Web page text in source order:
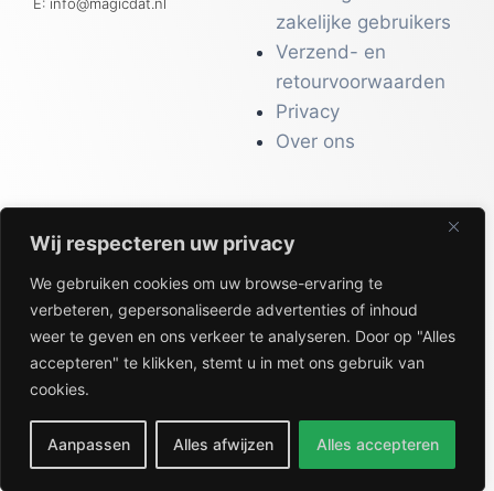
Wij respecteren uw privacy
We gebruiken cookies om uw browse-ervaring te
verbeteren, gepersonaliseerde advertenties of inhoud
weer te geven en ons verkeer te analyseren. Door op "Alles
accepteren" te klikken, stemt u in met ons gebruik van
cookies.
Aanpassen Alles afwijzen Alles accepteren
zakelijke gebruikers
Verzend- en
retourvoorwaarden
Privacy
Over ons
CATALOGI
Workwear &
Veiligheid
Kantoor & Receptie
Gezondheid & Beauty
Keuken & Horeca